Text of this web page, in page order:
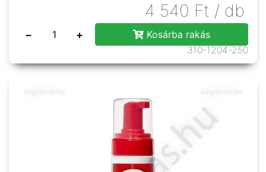
4 540 Ft / db
− +
Kosárba rakás
310-1204-250